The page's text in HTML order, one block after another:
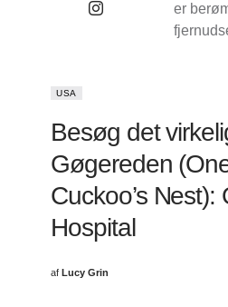
er
USA
Besøg det
Gøgereden
Cuckoo’s
Hospital
af Lucy Grin